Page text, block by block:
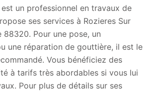
un professionnel en travaux de
ses services à Rozieres Sur
88320. Pour une pose, un
une réparation de gouttière, il est le
Vous bénéficiez des
à tarifs très abordables si vous lui
Pour plus de détails sur ses